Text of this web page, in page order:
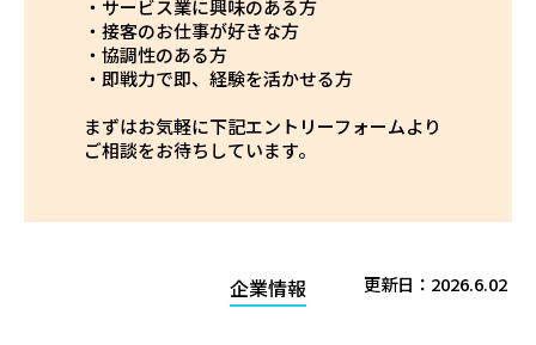
・サービス業に興味のある方
・接客のお仕事が好きな方
・協調性のある方
・即戦力で即、経験を活かせる方
まずはお気軽に下記エントリーフォームより
ご相談をお待ちしています。
更新日： 2026.6.02
企業情報